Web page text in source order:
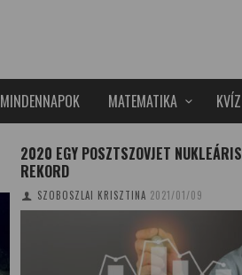
MINDENNAPOK MATEMATIKA KVÍZ
2020 EGY POSZTSZOVJET NUKLEÁRIS
REKORD
SZOBOSZLAI KRISZTINA 2021/01/09